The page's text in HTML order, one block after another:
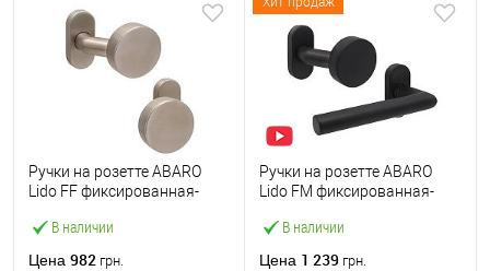
В наличии
Ручки на розетте ABARO
Lido FF фиксированная-
нержавеющая сталь
Цена 982 грн.
В наличии
Ручки на розетте ABARO
Lido FM фиксированная-
Цена 1 239 грн.